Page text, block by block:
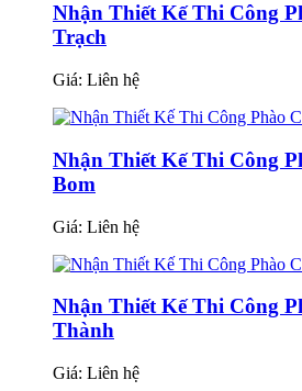
Nhận Thiết Kế Thi Công
Trạch
Giá: Liên hệ
Nhận Thiết Kế Thi Công
Bom
Giá: Liên hệ
Nhận Thiết Kế Thi Công
Thành
Giá: Liên hệ